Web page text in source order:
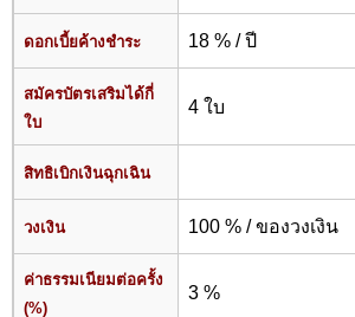
ดอกเบี้ยค้างชำระ 18 % / ปี
สมัครบัตรเสริมได้กี่
ใบ
4 ใบ
สิทธิเบิกเงินฉุกเฉิน
วงเงิน 100 % / ของวงเงิน
ค่าธรรมเนียมต่อครั้ง
(%)
3 %